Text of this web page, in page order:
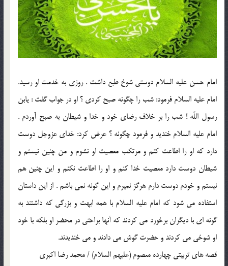
امام حسن عليه السلام دوستي شوخ طبع داشت . روزي به خدمت او رسيد.
امام عليه السلام فرمود: شب را چگونه صبح كردي ؟ او در جواب گفت : يابن
رسول اللّه ! شب را بر خلاف رضاي خود و خدا و شيطان به صبح آوردم .
امام عليه السلام خنديد و فرمود چگونه ؟ عرض كرد: خداي عزوجل دوست
دارد كه او را اطاعت كنم و مرتكب معصيت او نشوم و من چنين نيستم و
شيطان دوست دارد معصيت خدا كنم و او را اطاعت نكنم و اين چنين هم
نيستم و خودم دوست دارم هرگز نميرم و اين گونه نمي باشم . از اين داستان
استفاده مي شود كه امام عليه السلام با همه ابهت و بزرگي كه داشتند به
گونه اي با ديگران برخورد مي كردند كه آنها براحتي در محضر او بلكه با خود
او شوخي مي كردند و حضرت گوش مي دادند و مي خنديدند.
قصه هاي تربيتي چهارده معصوم (عليهم السلام) / محمد رضا اکبري